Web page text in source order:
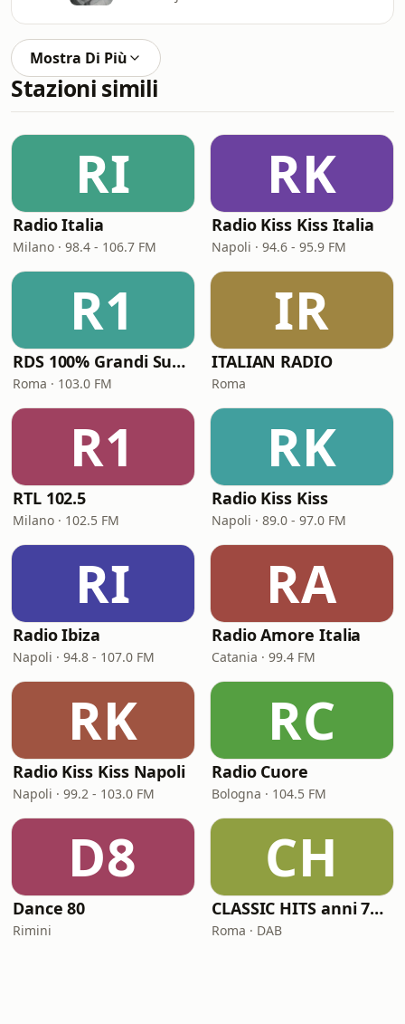
Mostra Di Più
Stazioni simili
RI
Radio Italia
Milano · 98.4 - 106.7 FM
RK
Radio Kiss Kiss Italia
Napoli · 94.6 - 95.9 FM
R1
RDS 100% Grandi Successi
Roma · 103.0 FM
IR
ITALIAN RADIO
Roma
R1
RTL 102.5
Milano · 102.5 FM
RK
Radio Kiss Kiss
Napoli · 89.0 - 97.0 FM
RI
Radio Ibiza
Napoli · 94.8 - 107.0 FM
RA
Radio Amore Italia
Catania · 99.4 FM
RK
Radio Kiss Kiss Napoli
Napoli · 99.2 - 103.0 FM
RC
Radio Cuore
Bologna · 104.5 FM
D8
Dance 80
Rimini
CH
CLASSIC HITS anni 70 80 90
Roma · DAB